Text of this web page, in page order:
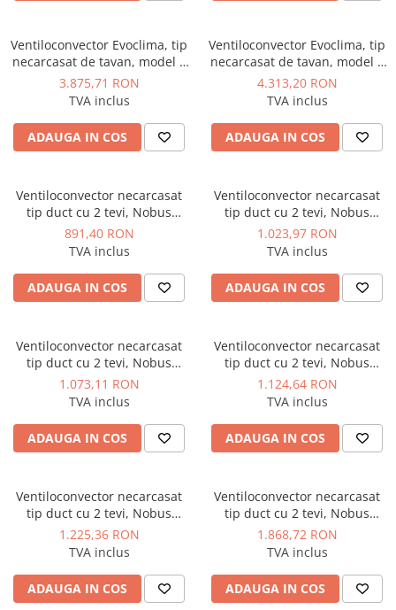
Fitinguri gaz
Vane de gaz si robineti
Izolatii tehnice
Izolatii pentru sisteme solare
Izolatii pentru tevi si conducte
Polistiren expandat
Vata minerala bazaltica
Automatizari si elemente de
Automatizari panouri solare
Grupuri de circulatie
Manometre, presostate si
Regulatoare electronice
Servoregulatoare
Termostate pentru ventilo-
convectori
Ventile termice de amestec
Traductoare
Ventiloconvector Evoclima, tip
necarcasat de tavan, model 3
randuri FC3 150 14,50 kw
3.875,71 RON
TVA inclus
ADAUGA IN COS
Ventiloconvector Evoclima, tip
necarcasat de tavan, model 3
randuri FC3 180 16,77 kw
4.313,20 RON
TVA inclus
ADAUGA IN COS
Ventiloconvector necarcasat
tip duct cu 2 tevi, Nobus
model FC02 1,97 kw
891,40 RON
TVA inclus
ADAUGA IN COS
Ventiloconvector necarcasat
tip duct cu 2 tevi, Nobus
model FC03 2,67 kw
1.023,97 RON
TVA inclus
ADAUGA IN COS
Ventiloconvector necarcasat
tip duct cu 2 tevi, Nobus
model FC04 3,45 kw
1.073,11 RON
TVA inclus
ADAUGA IN COS
Ventiloconvector necarcasat
tip duct cu 2 tevi, Nobus
model FC05 4,23 kw
1.124,64 RON
TVA inclus
ADAUGA IN COS
Ventiloconvector necarcasat
tip duct cu 2 tevi, Nobus
model FC06 5,02 kw
1.225,36 RON
TVA inclus
ADAUGA IN COS
Ventiloconvector necarcasat
tip duct cu 2 tevi, Nobus
model FC08 7,12 kw
1.868,72 RON
TVA inclus
ADAUGA IN COS